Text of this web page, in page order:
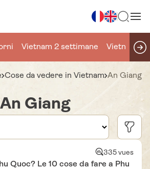
Vietnam 2 settimane Vietnam
Cose da vedere in Vietnam An Giang
An Giang
335 vues
Quoc? Le 10 cose da fare a Phu